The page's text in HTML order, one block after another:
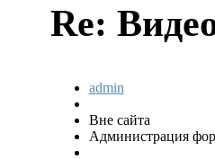
Re:
admin
Вне сайта
Администрация